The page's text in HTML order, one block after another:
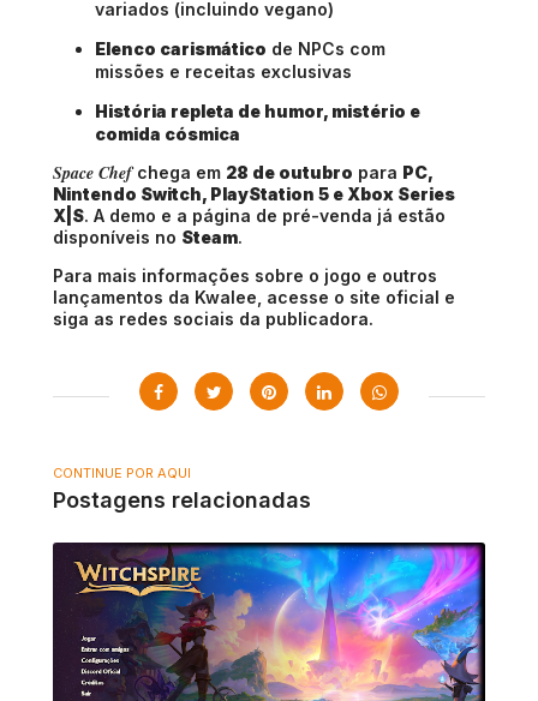
variados (incluindo vegano)
Elenco carismático de NPCs com
missões e receitas exclusivas
História repleta de humor, mistério e
comida cósmica
Space Chefchega em 28 de outubro para PC,
Nintendo Switch, PlayStation 5 e Xbox Series
X|S. A demo e a página de pré-venda já estão
disponíveis no Steam.
Para mais informações sobre o jogo e outros
lançamentos da Kwalee, acesse o site oficial e
siga as redes sociais da publicadora.
CONTINUE POR AQUI
Postagens relacionadas